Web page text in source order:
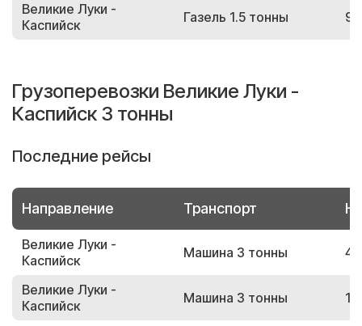
Великие Луки -
Каспийск
Газель 1.5 тонны
Грузоперевозки Великие Луки -
Каспийск 3 тонны
Последние рейсы
Направление Транспорт
Великие Луки -
Каспийск
Машина 3 тонны
Великие Луки -
Каспийск
Машина 3 тонны